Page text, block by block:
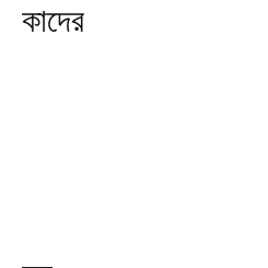
কাদের